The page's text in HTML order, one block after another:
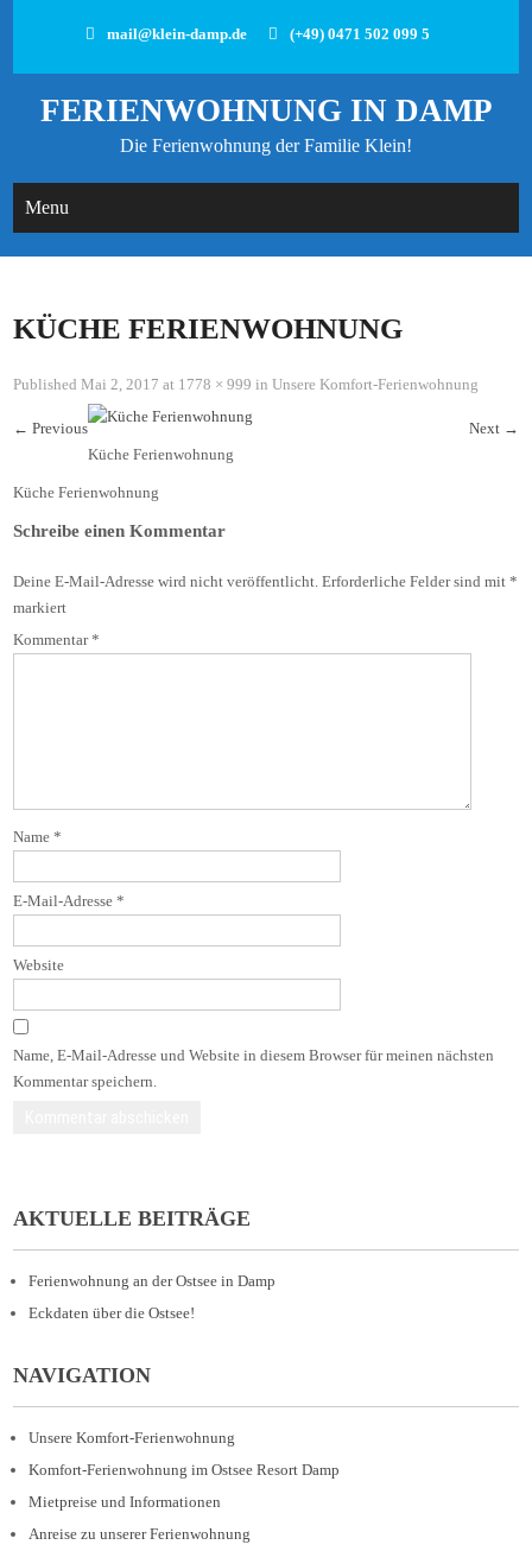
mail@klein-damp.de (+49) 0471 502 099 5
FERIENWOHNUNG IN DAMP
Die Ferienwohnung der Familie Klein!
Menu
KÜCHE FERIENWOHNUNG
PublishedMai 2, 2017 at 1778 × 999 inUnsere Komfort-Ferienwohnung
← Previous Next →
Küche Ferienwohnung
Küche Ferienwohnung
Schreibe einen Kommentar
Deine E-Mail-Adresse wird nicht veröffentlicht. Erforderliche Felder sind mit*
markiert
Kommentar*
Name*
E-Mail-Adresse*
Website
Name, E-Mail-Adresse und Website in diesem Browser für meinen nächsten
Kommentar speichern.
AKTUELLE BEITRÄGE
Ferienwohnung an der Ostsee in Damp
Eckdaten über die Ostsee!
NAVIGATION
Unsere Komfort-Ferienwohnung
Komfort-Ferienwohnung im Ostsee Resort Damp
Mietpreise und Informationen
Anreise zu unserer Ferienwohnung